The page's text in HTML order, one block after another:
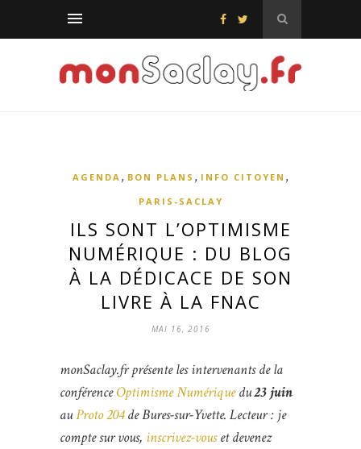
AGENDA , BON PLANS , INFO CITOYEN ,
PARIS-SACLAY
ILS SONT L’OPTIMISME
NUMÉRIQUE : DU BLOG
À LA DÉDICACE DE SON
LIVRE À LA FNAC
MAI 16, 2016
monSaclay.fr présente les intervenants de la
conférenceOptimisme Numériquedu23 juin
auProto 204de Bures-sur-Yvette. Lecteur : je
compte sur vous, inscrivez-vouset devenez